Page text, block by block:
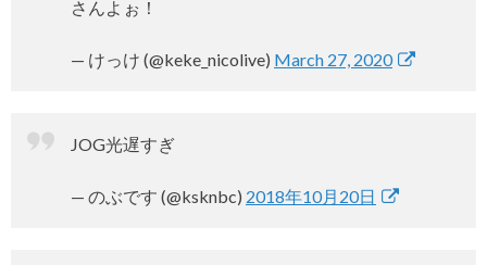
さんよぉ！
— けっけ (@keke_nicolive) March 27, 2020
JOG光遅すぎ
— のぶです (@ksknbc) 2018年10月20日